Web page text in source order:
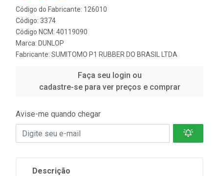
Código do Fabricante: 126010
Código: 3374
Código NCM: 40119090
Marca: DUNLOP
Fabricante: SUMITOMO P1 RUBBER DO BRASIL LTDA
Faça seu login ou
cadastre-se para ver preços e comprar
Avise-me quando chegar
Descrição